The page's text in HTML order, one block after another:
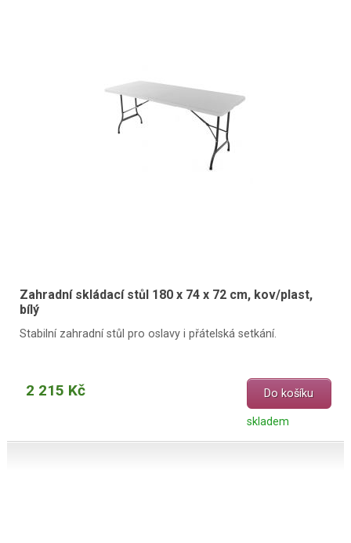
Zahradní skládací stůl 180 x 74 x 72 cm, kov/plast,
bílý
Stabilní zahradní stůl pro oslavy i přátelská setkání.
2 215 Kč Do košíku
skladem